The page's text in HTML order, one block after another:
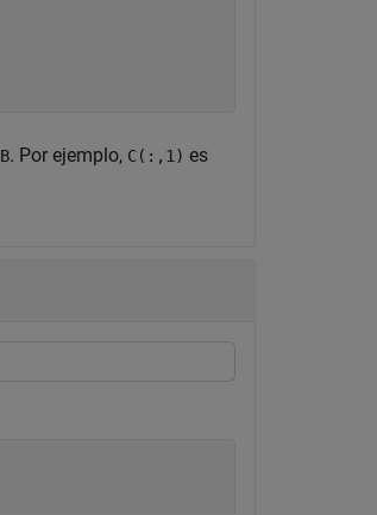
B. Por ejemplo, C(:,1) es